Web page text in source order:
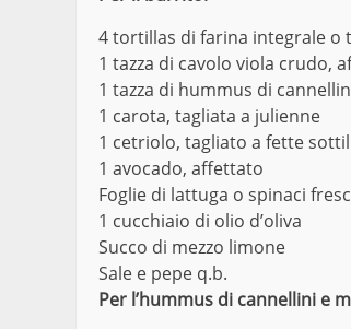
4 tortillas di farina integrale o
1 tazza di cavolo viola crudo,
1 tazza di hummus di
1 carota, tagliata a julienne
1 cetriolo, tagliato a fette
1 avocado, affettato
Foglie di lattuga o spinaci
1 cucchiaio di olio d’oliva
Succo di mezzo limone
Sale e pepe q.b.
Per l’hummus di cannellini e